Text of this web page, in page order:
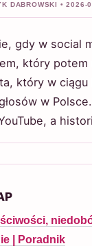
DABROWSKI • 2026-
gdy w social
który potem
który w
w
a
| Poradnik